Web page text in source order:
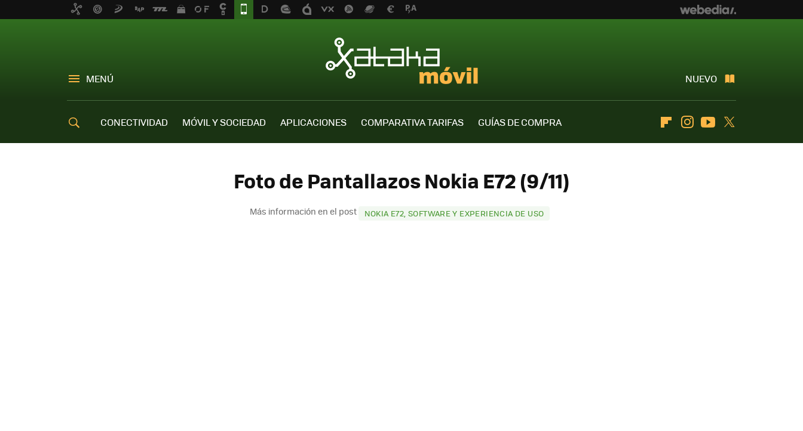
MENÚ NUEVO
CONECTIVIDAD MÓVIL Y SOCIEDAD APLICACIONES COMPARATIVA TARIFAS
GUÍAS DE COMPRA
FlipboardInstagramYoutube
Foto de Pantallazos Nokia E72 (9/11)
Más información en el post NOKIA E72, SOFTWARE Y EXPERIENCIA DE USO